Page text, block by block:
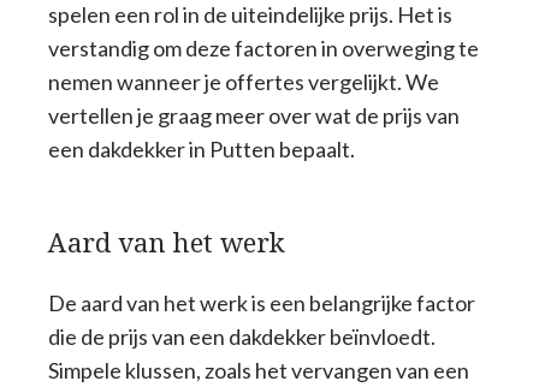
spelen een rol in de uiteindelijke prijs. Het is
verstandig om deze factoren in overweging te
nemen wanneer je offertes vergelijkt. We
vertellen je graag meer over wat de prijs van
een dakdekker in Putten bepaalt.
Aard van het werk
De aard van het werk is een belangrijke factor
die de prijs van een dakdekker beïnvloedt.
Simpele klussen, zoals het vervangen van een